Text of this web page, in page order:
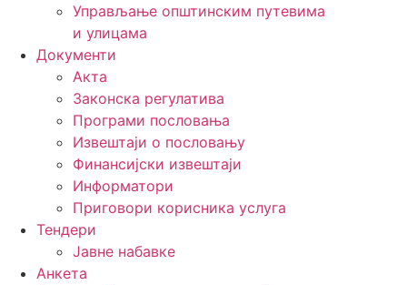
Управљање општинским путевима
и улицама
Документи
Акта
Законска регулатива
Програми пословања
Извештаји о пословању
Финансијски извештаји
Информатори
Приговори корисника услуга
Тендери
Јавне набавке
Анкета